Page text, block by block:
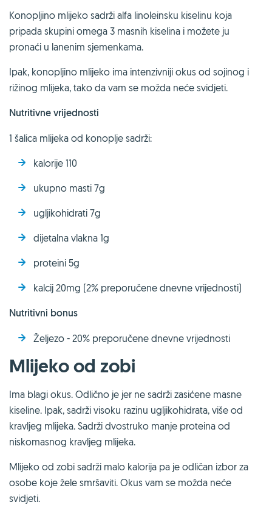
Konopljino mlijeko sadrži alfa linoleinsku kiselinu koja
pripada skupini omega 3 masnih kiselina i možete ju
pronaći u lanenim sjemenkama.
Ipak, konopljino mlijeko ima intenzivniji okus od sojinog i
rižinog mlijeka, tako da vam se možda neće svidjeti.
Nutritivne vrijednosti
1 šalica mlijeka od konoplje sadrži:
kalorije 110
ukupno masti 7g
ugljikohidrati 7g
dijetalna vlakna 1g
proteini 5g
kalcij 20mg (2% preporučene dnevne vrijednosti)
Nutritivni bonus
Željezo - 20% preporučene dnevne vrijednosti
Mlijeko od zobi
Ima blagi okus. Odlično je jer ne sadrži zasićene masne
kiseline. Ipak, sadrži visoku razinu ugljikohidrata, više od
kravljeg mlijeka. Sadrži dvostruko manje proteina od
niskomasnog kravljeg mlijeka.
Mlijeko od zobi sadrži malo kalorija pa je odličan izbor za
osobe koje žele smršaviti. Okus vam se možda neće
svidjeti.